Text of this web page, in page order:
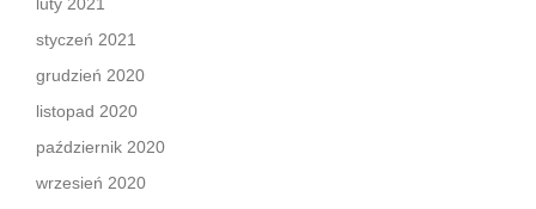
styczeń 2021
grudzień 2020
listopad 2020
październik 2020
wrzesień 2020